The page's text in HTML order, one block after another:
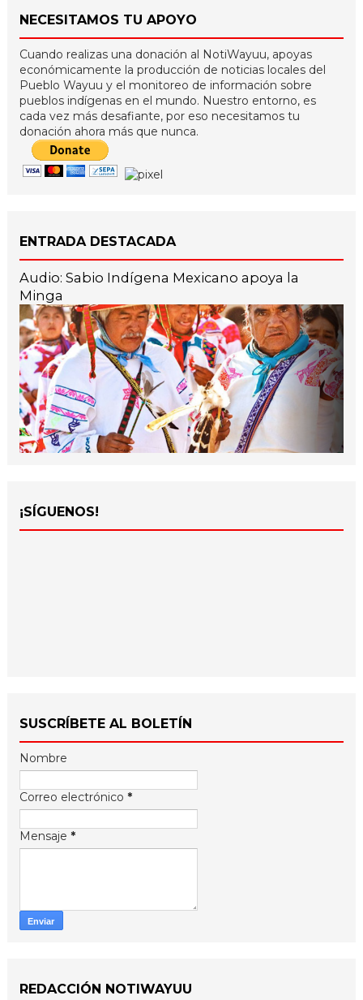
NECESITAMOS TU APOYO
Cuando realizas una donación al NotiWayuu, apoyas
económicamente la producción de noticias locales del
Pueblo Wayuu y el monitoreo de información sobre
pueblos indígenas en el mundo. Nuestro entorno, es
cada vez más desafiante, por eso necesitamos tu
donación ahora más que nunca.
ENTRADA DESTACADA
Audio: Sabio Indígena Mexicano apoya la
Minga
¡SÍGUENOS!
SUSCRÍBETE AL BOLETÍN
Nombre
Correo electrónico *
Mensaje *
REDACCIÓN NOTIWAYUU